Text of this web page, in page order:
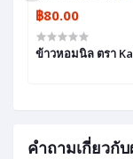
฿80.00
ข้าวหอมนิล ตรา
คำถามเกี่ยวกั